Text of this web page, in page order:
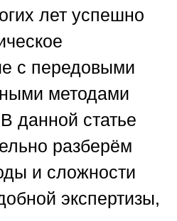
лет успешно
с передовыми
методами
данной статье
разберём
и сложности
экспертизы,